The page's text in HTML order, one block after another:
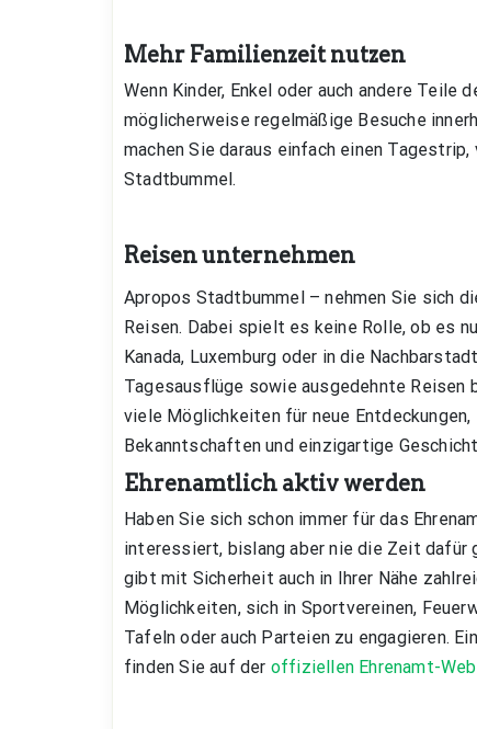
Mehr Familienzeit nutzen
Wenn Kinder, Enkel oder auch andere Teile
möglicherweise regelmäßige Besuche
machen Sie daraus einfach einen
Stadtbummel.
Reisen unternehmen
Apropos Stadtbummel – nehmen Sie sich
Reisen. Dabei spielt es keine Rolle, ob es
Kanada, Luxemburg oder in die
Tagesausflüge sowie ausgedehnte Reisen
viele Möglichkeiten für neue Entdeckungen,
Bekanntschaften und einzigartige
Ehrenamtlich aktiv werden
Haben Sie sich schon immer für das
interessiert, bislang aber nie die Zeit dafür
gibt mit Sicherheit auch in Ihrer Nähe
Möglichkeiten, sich in Sportvereinen,
Tafeln oder auch Parteien zu engagieren.
finden Sie auf der offiziellen Ehrenamt-